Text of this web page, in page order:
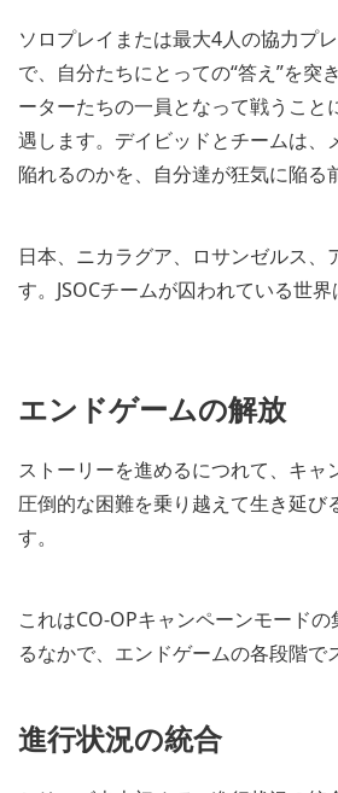
ソロプレイまたは最大4人の協力プ
で、自分たちにとっての“答え”を突
ーターたちの一員となって戦うこ
遇します。デイビッドとチームは
陥れるのかを、自分達が狂気に陥る
日本、ニカラグア、ロサンゼルス
す。JSOCチームが囚われている世
エンドゲームの解放
ストーリーを進めるにつれて、キャ
圧倒的な困難を乗り越えて生き延び
す。
これはCO-OPキャンペーンモード
るなかで、エンドゲームの各段階で
進行状況の統合